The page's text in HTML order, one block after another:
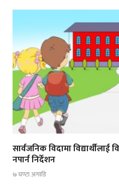
सार्वजनिक विदामा विद्यार्थीलाई
नपार्न निर्देशन
७ घण्टा अगाडि